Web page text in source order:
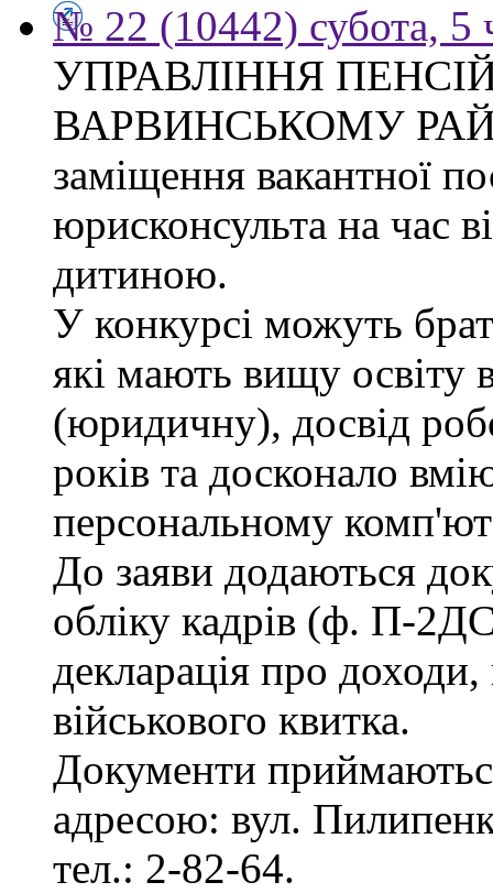
№ 22 (10442) субота, 5
УПРАВЛІННЯ
ВАРВИНСЬКОМУ
заміщення вакантної
юрисконсульта на час
дитиною.
У конкурсі можуть
які мають вищу освіту
(юридичну), досвід
років та досконало
персональному
До заяви додаються
обліку кадрів (ф. П-
декларація про доходи,
військового квитка.
Документи
адресою: вул.
тел.: 2-82-64.